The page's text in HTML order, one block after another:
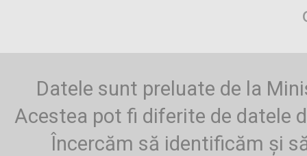
Datele sunt preluate de la
Acestea pot fi diferite de datele
Încercăm să identificăm și